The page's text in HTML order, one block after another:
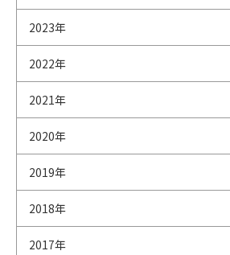
2023年
2022年
2021年
2020年
2019年
2018年
2017年